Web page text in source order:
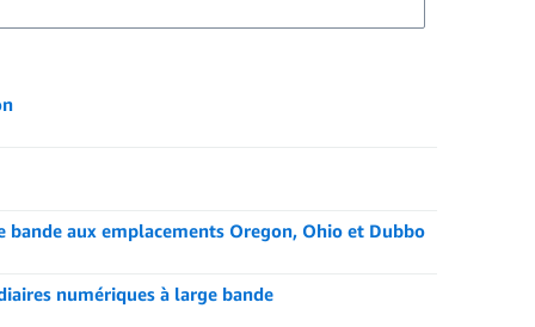
aux emplacements Oregon, Ohio et Dubbo
numériques à large bande